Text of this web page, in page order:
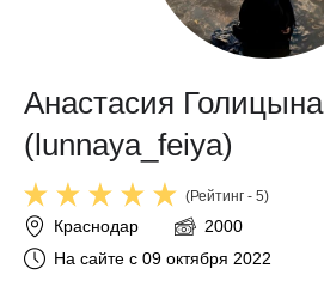
Анастасия Голицына
(lunnaya_feiya)
(Рейтинг - 5)
Краснодар
2000
На сайте с 09 октября 2022